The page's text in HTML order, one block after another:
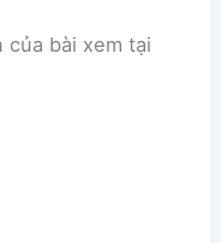
của bài xem tại